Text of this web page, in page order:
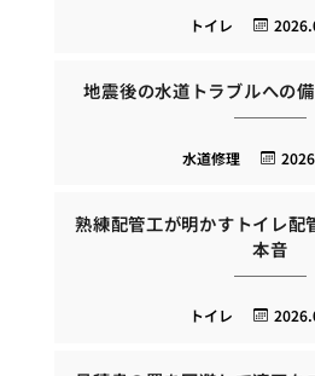
トイレ
地震後の水道トラブルへの
水道修理
熟練配管工が明かすトイレ配
本音
トイレ